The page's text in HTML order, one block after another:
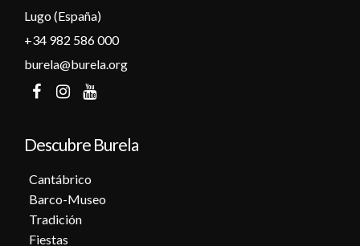
Lugo (España)
+34 982 586 000
burela@burela.org
Descubre Burela
Cantábrico
Barco-Museo
Tradición
Fiestas